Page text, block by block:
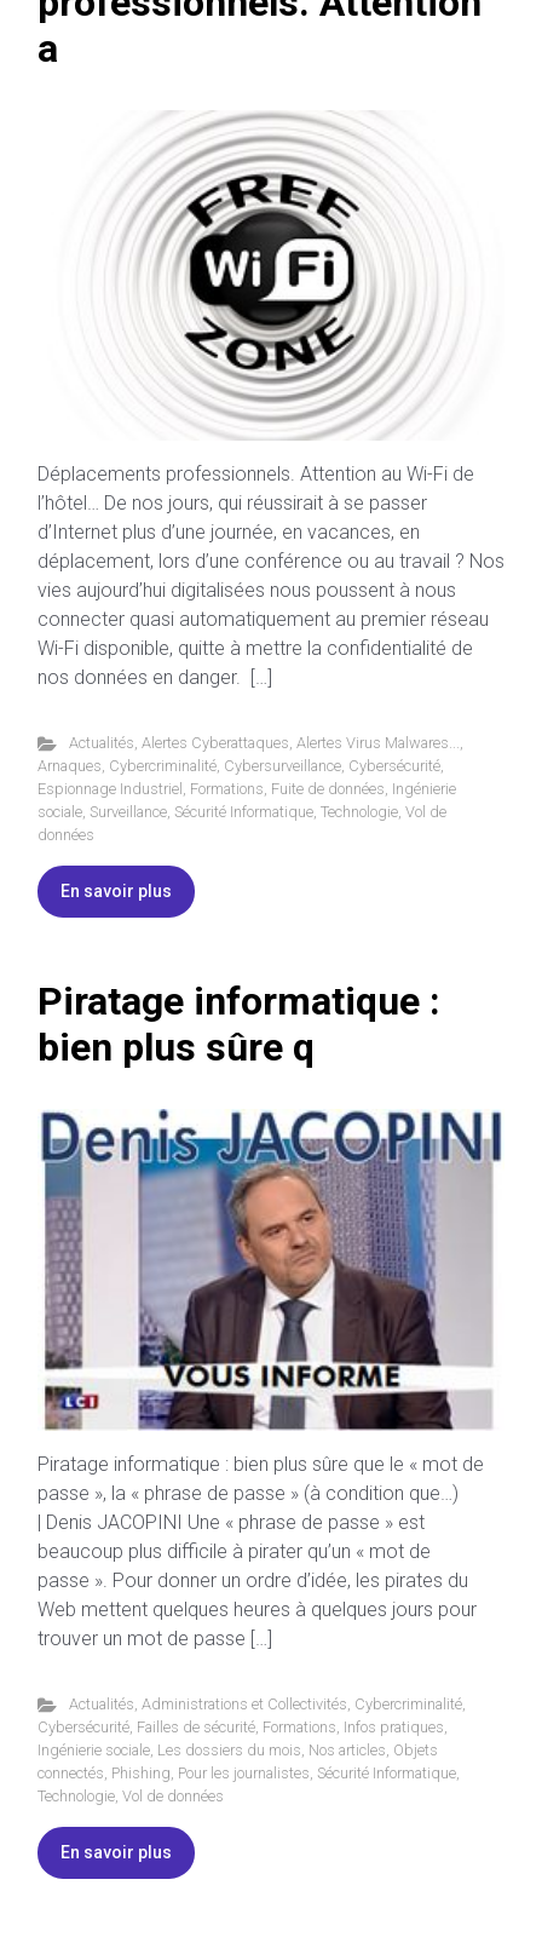
a
Déplacements professionnels. Attention au Wi-Fi de
l’hôtel… De nos jours, qui réussirait à se passer
d’Internet plus d’une journée, en vacances, en
déplacement, lors d’une conférence ou au travail ? Nos
vies aujourd’hui digitalisées nous poussent à nous
connecter quasi automatiquement au premier réseau
Wi-Fi disponible, quitte à mettre la confidentialité de
nos données en danger. […]
Actualités, Alertes Cyberattaques, Alertes Virus Malwares...,
Arnaques, Cybercriminalité, Cybersurveillance, Cybersécurité,
Espionnage Industriel , Formations, Fuite de données, Ingénierie
sociale, Surveillance, Sécurité Informatique, Technologie, Vol de
données
En savoir plus
Piratage informatique :
bien plus sûre q
Piratage informatique : bien plus sûre que le « mot de
passe », la « phrase de passe » (à condition que…)
| Denis JACOPINI Une « phrase de passe » est
beaucoup plus difficile à pirater qu’un « mot de
passe ». Pour donner un ordre d’idée, les pirates du
Web mettent quelques heures à quelques jours pour
trouver un mot de passe […]
Actualités Administrations et Collectivités Cybercriminalité,
Cybersécurité Failles de sécurité Formations Infos pratiques
Ingénierie sociale Les dossiers du mois Nos articles Objets
connectés Phishing Pour les journalistes Sécurité Informatique
Technologie Vol de données
En savoir plus